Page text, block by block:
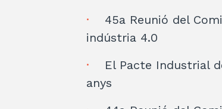
45a Reunió del
indústria 4.0
El Pacte Industrial
anys